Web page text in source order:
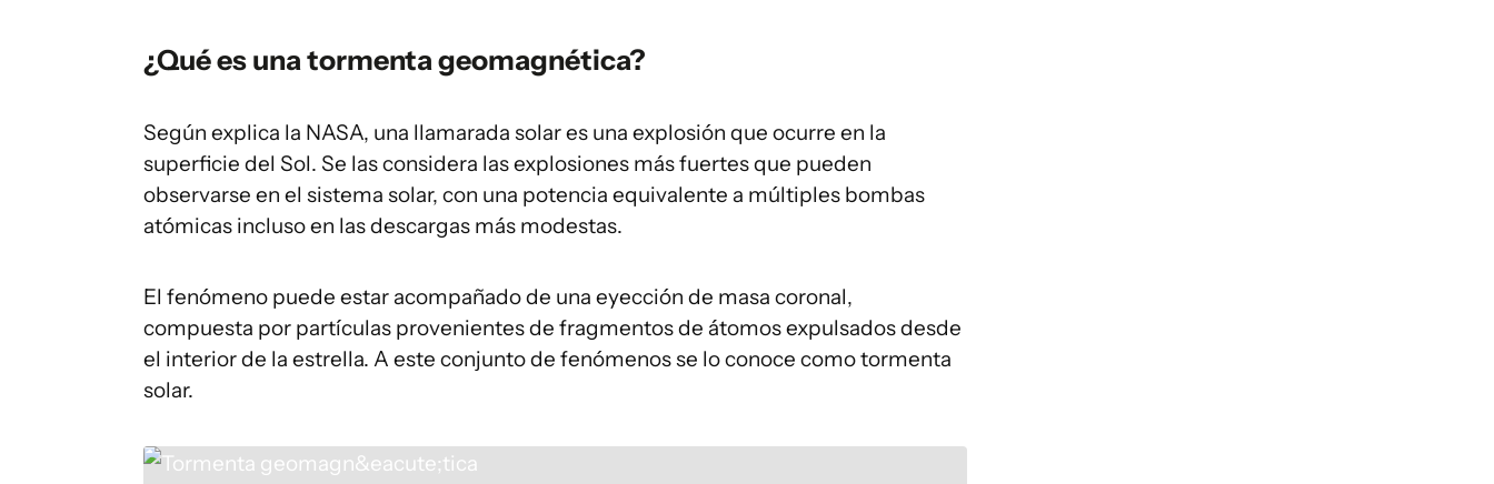
¿Qué es una tormenta geomagnética?
Según explica la NASA, una llamarada solar es una explosión que ocurre en la
superficie del Sol. Se las considera las explosiones más fuertes que pueden
observarse en el sistema solar, con una potencia equivalente a múltiples bombas
atómicas incluso en las descargas más modestas.
El fenómeno puede estar acompañado de una eyección de masa coronal,
compuesta por partículas provenientes de fragmentos de átomos expulsados desde
el interior de la estrella. A este conjunto de fenómenos se lo conoce como tormenta
solar.